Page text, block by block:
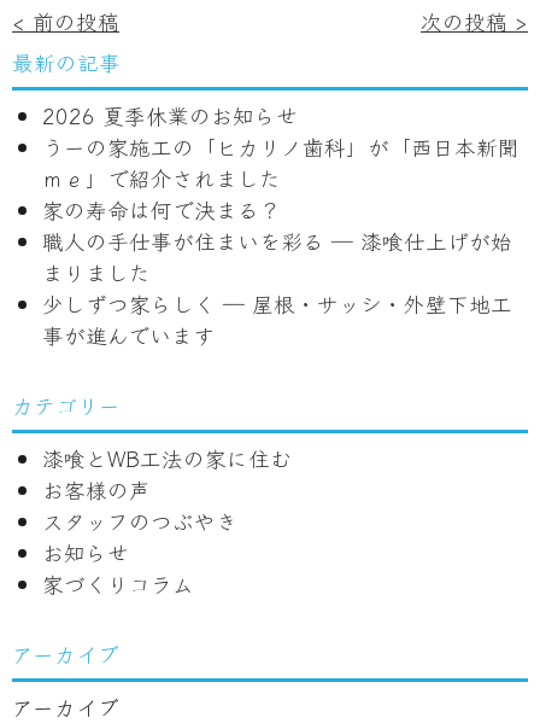
投
稿
ナ
ビ
ー
シ
ン
< 前の投稿
次の投稿 >
最新の記事
2026 夏季休業のお知らせ
うーの家施工の「ヒカリノ歯科」が「西日本新聞
ｍｅ」で紹介されました
家の寿命は何で決まる？
職人の手仕事が住まいを彩る ― 漆喰仕上げが始
まりました
少しずつ家らしく ― 屋根・サッシ・外壁下地工
事が進んでいます
カテゴリー
漆喰とWB工法の家に住む
お客様の声
スタッフのつぶやき
お知らせ
家づくりコラム
アーカイブ
アーカイブ